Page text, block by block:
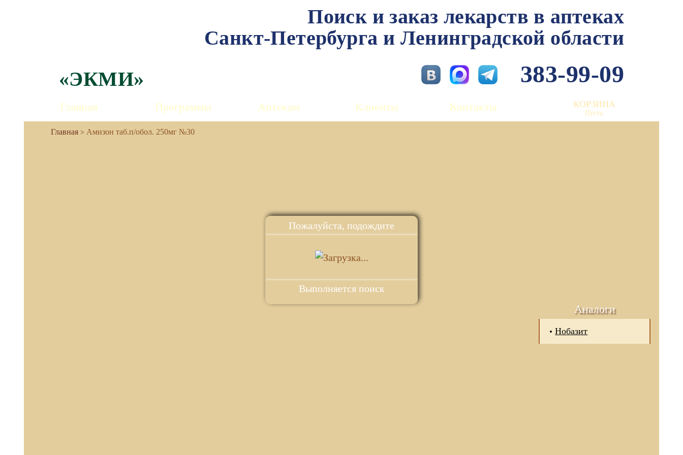
Пожалуйста, подождите
Выполняется поиск
Поиск и заказ лекарств в аптеках
Санкт-Петербурга и Ленинградской области
383-99-09
«ЭКМИ»
Главная Программы Аптекам Клиенты Контакты КОРЗИНА
Пуста
Амизон таб.п/обол. 250мг №30
Аналоги
Нобазит